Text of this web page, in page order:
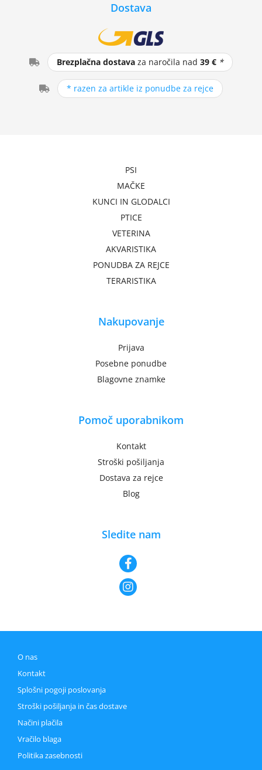
Dostava
Brezplačna dostava za naročila nad39 € *
* razen za artikle iz ponudbe za rejce
PSI
MAČKE
KUNCI IN GLODALCI
PTICE
VETERINA
AKVARISTIKA
PONUDBA ZA REJCE
TERARISTIKA
Nakupovanje
Prijava
Posebne ponudbe
Blagovne znamke
Pomoč uporabnikom
Kontakt
Stroški pošiljanja
Dostava za rejce
Blog
Sledite nam
O nas
Kontakt
Splošni pogoji poslovanja
Stroški pošiljanja in čas dostave
Načini plačila
Vračilo blaga
Politika zasebnosti